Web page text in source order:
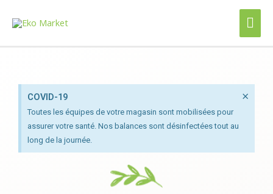
COVID-19​
Toutes les équipes de votre magasin sont mobilisées pour
assurer votre santé. Nos balances sont désinfectées tout au
long de la journée.
×